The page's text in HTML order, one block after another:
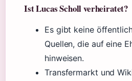
Ist Lucas Scholl verheiratet?
Es gibt keine
Quellen, die auf eine
hinweisen.
Transfermarkt und